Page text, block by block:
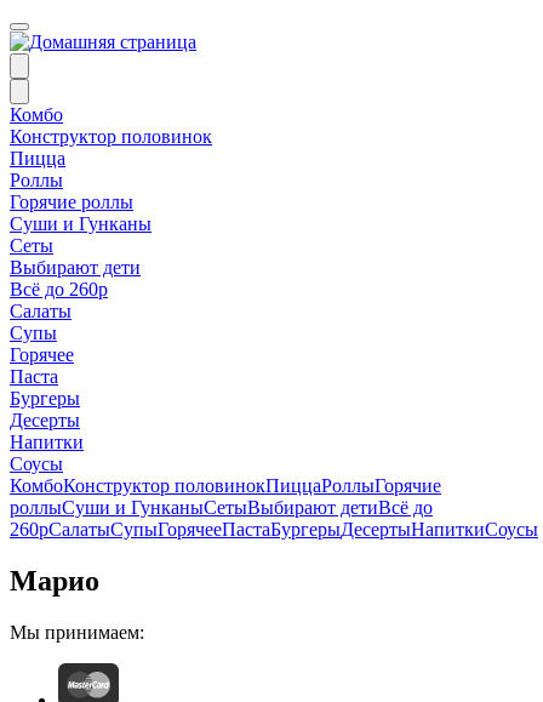
Комбо
Конструктор половинок
Пицца
Роллы
Горячие роллы
Суши и Гунканы
Сеты
Выбирают дети
Всё до 260р
Салаты
Супы
Горячее
Паста
Бургеры
Десерты
Напитки
Соусы
КомбоКонструктор половинокПиццаРоллыГорячие
роллыСуши и ГунканыСетыВыбирают детиВсё до
260рСалатыСупыГорячееПастаБургерыДесертыНапиткиСоусы
Марио
Мы принимаем: